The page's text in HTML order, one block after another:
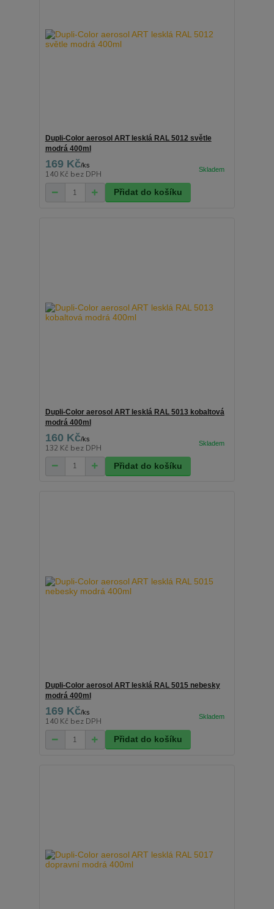
Dupli-Color aerosol ART lesklá RAL 5012 světle
modrá 400ml
169 Kč/ks
140 Kč bez DPH
Přidat do košíku
Dupli-Color aerosol ART lesklá RAL 5013 kobaltová
modrá 400ml
160 Kč/ks
132 Kč bez DPH
Přidat do košíku
Dupli-Color aerosol ART lesklá RAL 5015 nebesky
modrá 400ml
169 Kč/ks
140 Kč bez DPH
Přidat do košíku